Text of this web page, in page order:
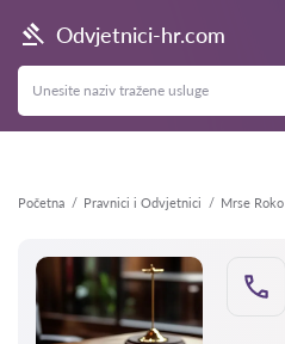
Odvjetnici-hr.com
Početna Pravnici i Odvjetnici Mrse Roko
Natrag